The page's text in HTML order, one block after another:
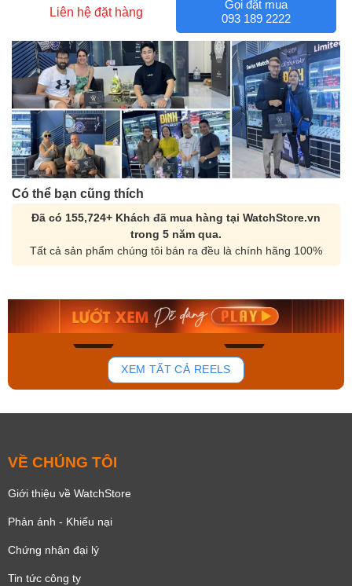
Liên hệ đặt hàng
Gọi đặt mua
093 189 2222
Có thể bạn cũng thích
Đã có 155,724+ Khách đã mua hàng tại WatchStore.vn
trong 5 năm qua.
Tất cả sản phẩm chúng tôi bán ra đều là chính hãng 100%
139
Orient Nam RA-
Mua ngay
Casio Nam MTS-
Mua ngay
XEM TẤT CẢ REELS
VỀ CHÚNG TÔI
Giới thiệu về WatchStore
Phản ánh - Khiếu nại
Chứng nhận đại lý
Tin tức công ty